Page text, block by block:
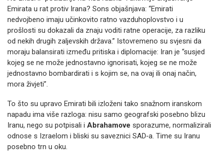
Emirata u rat protiv Irana? Sons objašnjava: “Emirati
nedvojbeno imaju učinkovito ratno vazduhoplovstvo i u
prošlosti su dokazali da znaju voditi ratne operacije, za razliku
od nekih drugih zaljevskih država.” Istovremeno su svjesni da
moraju balansirati između pritiska i diplomacije: Iran je “susjed
kojeg se ne može jednostavno ignorisati, kojeg se ne može
jednostavno bombardirati i s kojim se, na ovaj ili onaj način,
mora živjeti”.
To što su upravo Emirati bili izloženi tako snažnom iranskom
napadu ima više razloga: nisu samo geografski posebno blizu
Iranu, nego su potpisali i Abrahamove sporazume, normalizirali
odnose s Izraelom i bliski su saveznici SAD‐a. Time su Iranu
posebno trn u oku.